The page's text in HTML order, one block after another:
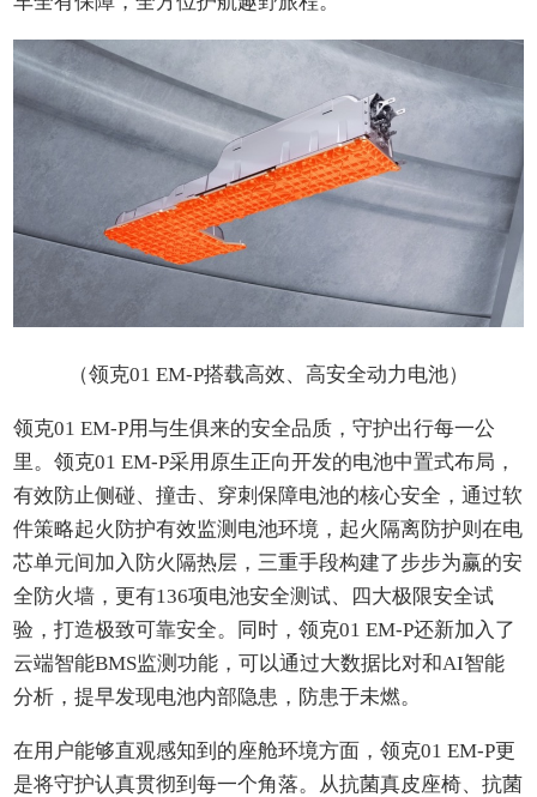
（领克01 EM-P搭载高效、高安全动力电池）
领克01 EM-P用与生俱来的安全品质，守护出行每一公
里。领克01 EM-P采用原生正向开发的电池中置式布局，
有效防止侧碰、撞击、穿刺保障电池的核心安全，通过软
件策略起火防护有效监测电池环境，起火隔离防护则在电
芯单元间加入防火隔热层，三重手段构建了步步为赢的安
全防火墙，更有136项电池安全测试、四大极限安全试
验，打造极致可靠安全。同时，领克01 EM-P还新加入了
云端智能BMS监测功能，可以通过大数据比对和AI智能
分析，提早发现电池内部隐患，防患于未燃。
在用户能够直观感知到的座舱环境方面，领克01 EM-P更
是将守护认真贯彻到每一个角落。从抗菌真皮座椅、抗菌